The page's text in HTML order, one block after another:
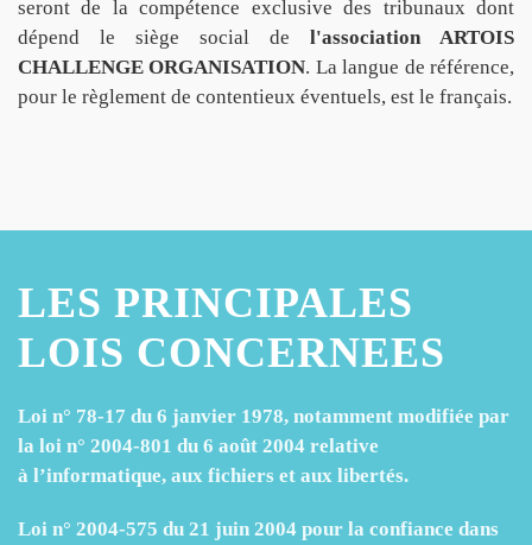
seront de la compétence exclusive des tribunaux dont
dépend le siège social de l'association ARTOIS
CHALLENGE ORGANISATION. La langue de référence,
pour le règlement de contentieux éventuels, est le français.
LES PRINCIPALES
LOIS CONCERNEES
Loi n° 78-17 du 6 janvier 1978, notamment modifiée par
la loi n° 2004-801 du 6 août 2004 relative
à l’informatique, aux fichiers et aux libertés.
Loi n° 2004-575 du 21 juin 2004 pour la confiance dans